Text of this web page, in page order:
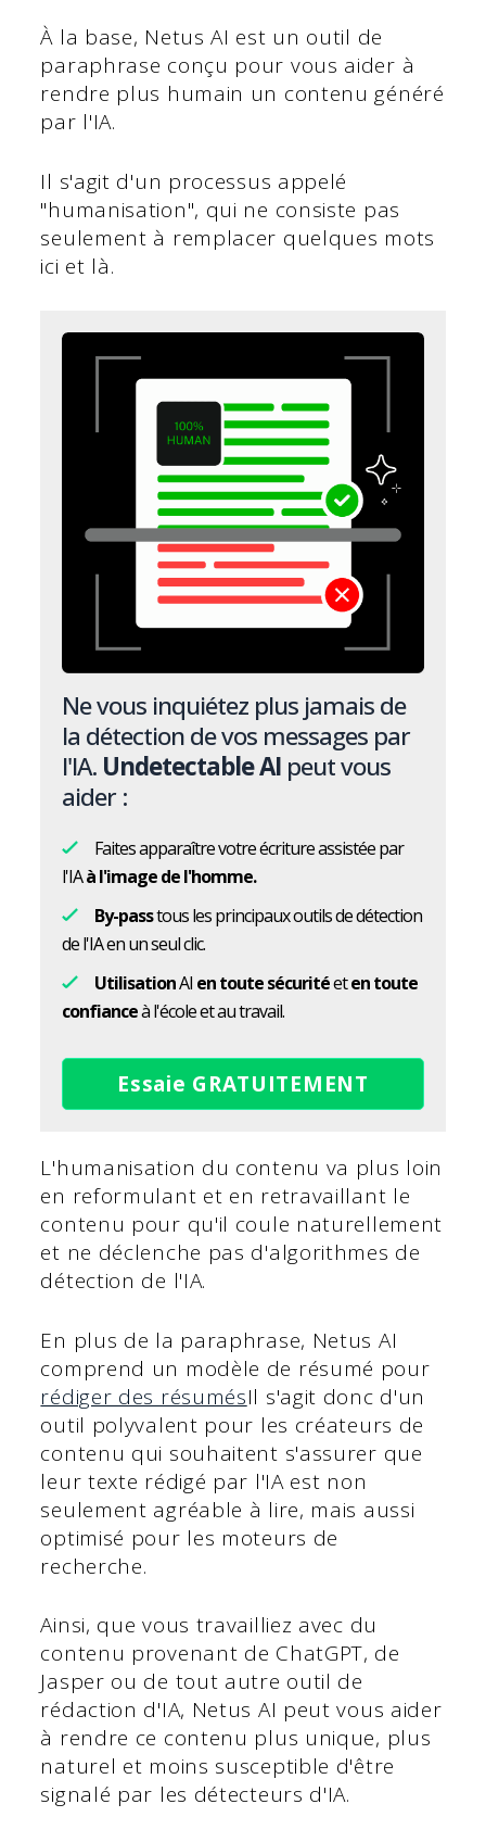
À la base, Netus AI est un outil de
paraphrase conçu pour vous aider à
rendre plus humain un contenu généré
par l'IA.
Il s'agit d'un processus appelé
"humanisation", qui ne consiste pas
seulement à remplacer quelques mots
ici et là.
Ne vous inquiétez plus jamais de
la détection de vos messages par
l'IA. Undetectable AI peut vous
aider :
Faites apparaître votre écriture assistée par
l'IAà l'image de l'homme.
By-passtous les principaux outils de détection
de l'IA en un seul clic.
UtilisationAI en toute sécuritéeten toute
confianceà l'école et au travail.
Essaie GRATUITEMENT
L'humanisation du contenu va plus loin
en reformulant et en retravaillant le
contenu pour qu'il coule naturellement
et ne déclenche pas d'algorithmes de
détection de l'IA.
En plus de la paraphrase, Netus AI
comprend un modèle de résumé pour
rédiger des résumésIl s'agit donc d'un
outil polyvalent pour les créateurs de
contenu qui souhaitent s'assurer que
leur texte rédigé par l'IA est non
seulement agréable à lire, mais aussi
optimisé pour les moteurs de
recherche.
Ainsi, que vous travailliez avec du
contenu provenant de ChatGPT, de
Jasper ou de tout autre outil de
rédaction d'IA, Netus AI peut vous aider
à rendre ce contenu plus unique, plus
naturel et moins susceptible d'être
signalé par les détecteurs d'IA.